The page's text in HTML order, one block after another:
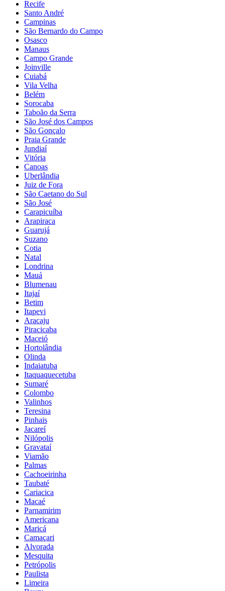
Recife
Santo André
Campinas
São Bernardo do Campo
Osasco
Manaus
Campo Grande
Joinville
Cuiabá
Vila Velha
Belém
Sorocaba
Taboão da Serra
São José dos Campos
São Gonçalo
Praia Grande
Jundiaí
Vitória
Canoas
Uberlândia
Juiz de Fora
São Caetano do Sul
São José
Carapicuíba
Arapiraca
Guarujá
Suzano
Cotia
Natal
Londrina
Mauá
Blumenau
Itajaí
Betim
Itapevi
Aracaju
Piracicaba
Maceió
Hortolândia
Olinda
Indaiatuba
Itaquaquecetuba
Sumaré
Colombo
Valinhos
Teresina
Pinhais
Jacareí
Nilópolis
Gravataí
Viamão
Palmas
Cachoeirinha
Taubaté
Cariacica
Macaé
Parnamirim
Americana
Maricá
Camaçari
Alvorada
Mesquita
Petrópolis
Paulista
Limeira